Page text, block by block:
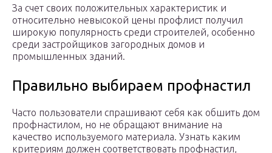
За счет своих положительных характеристик и
относительно невысокой цены профлист получил
широкую популярность среди строителей, особенно
среди застройщиков загородных домов и
промышленных зданий.
Правильно выбираем профнастил
Часто пользователи спрашивают себя как обшить дом
профнастилом, но не обращают внимание на
качество используемого материала. Узнать каким
критериям должен соответствовать профнастил,